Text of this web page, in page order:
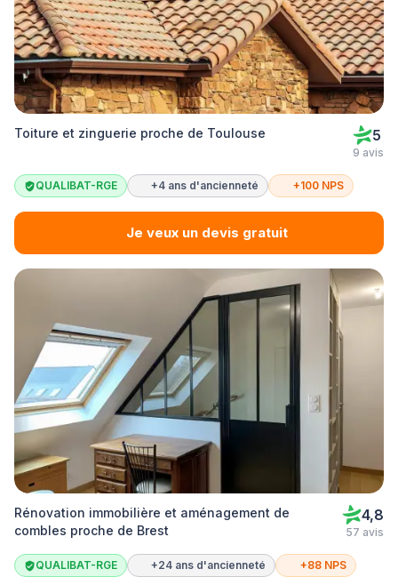
Toiture et zinguerie proche de Toulouse 5
9 avis
QUALIBAT-RGE +4 ans d'ancienneté +100 NPS
Je veux un devis gratuit
Rénovation immobilière et aménagement de
combles proche de Brest
4,8
57 avis
QUALIBAT-RGE +24 ans d'ancienneté +88 NPS